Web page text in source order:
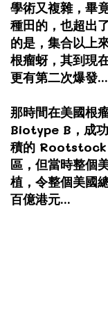
學術又複雜，畢
種田的，也超出
的是，集合以上
根瘤蚜，其到現
更有第二次爆發...
那時間在美國根
Biotype B，成
積的 Rootstock
區，但當時整個
植，令整個美國
百億港元...